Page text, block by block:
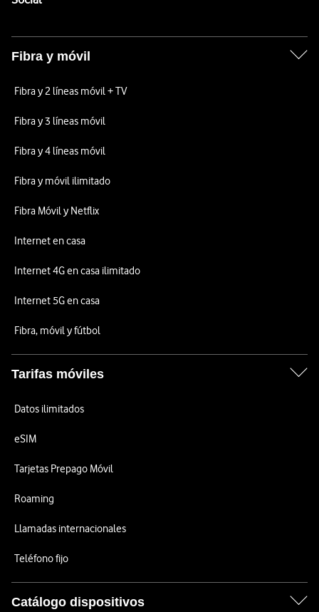
Fibra y móvil
Fibra y 2 líneas móvil + TV
Fibra y 3 líneas móvil
Fibra y 4 líneas móvil
Fibra y móvil ilimitado
Fibra Móvil y Netflix
Internet en casa
Internet 4G en casa ilimitado
Internet 5G en casa
Fibra, móvil y fútbol
Tarifas móviles
Datos ilimitados
eSIM
Tarjetas Prepago Móvil
Roaming
Llamadas internacionales
Teléfono fijo
Catálogo dispositivos